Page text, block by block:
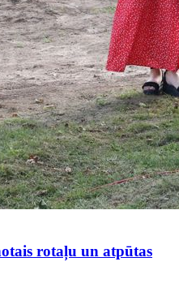
rotaļu un atpūtas